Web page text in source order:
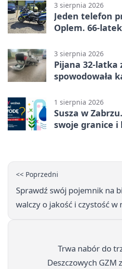
3 sierpnia 2026
Jeden telefon
Oplem. 66-
3 sierpnia 2026
Pijana 32-latka
spowodowała
1 sierpnia 2026
Susza w
swoje granice i
<< Poprzedni
Sprawdź swój pojemnik na
walczy o jakość i czystość w
Trwa nabór do
Deszczowych GZM